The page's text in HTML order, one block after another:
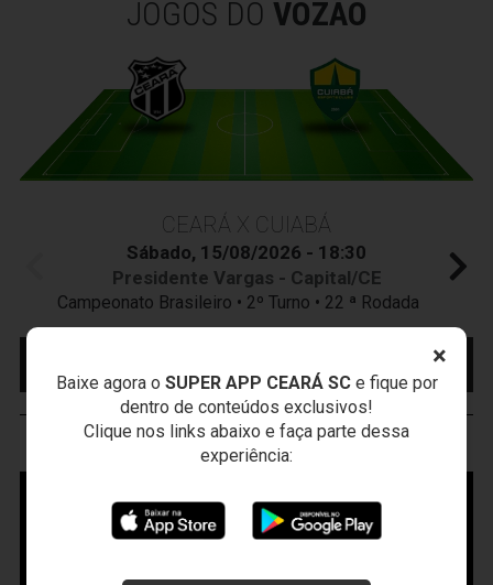
×
Baixe agora o SUPER APP CEARÁ SCe fique por
dentro de conteúdos exclusivos!
Clique nos links abaixo e faça parte dessa
experiência:
JOGOS DO VOZÃO
CEARÁ X CUIABÁ
Sábado, 15/08/2026 - 18:30
Presidente Vargas - Capital/CE
Campeonato Brasileiro • 2º Turno • 22 ª Rodada
INGRESSO
VOZÃOTV